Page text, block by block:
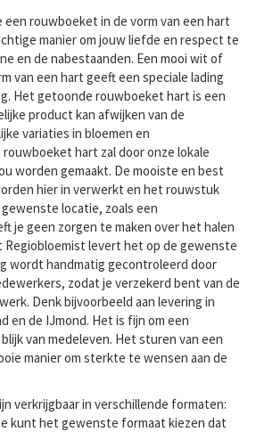
een rouwboeket in de vorm van een hart
manier om jouw liefde en respect te
en de nabestaanden. Een mooi wit of
van een hart geeft een speciale lading
Het getoonde rouwboeket hart is een
product kan afwijken van de
variaties in bloemen en
hart zal door onze lokale
worden gemaakt. De mooiste en best
hier in verwerkt en het rouwstuk
locatie, zoals een
je geen zorgen te maken over het halen
levert het op de gewenste
wordt handmatig gecontroleerd door
zodat je verzekerd bent van de
Denk bijvoorbeeld aan levering in
en de IJmond. Het is fijn om een
van medeleven. Het sturen van een
manier om sterkte te wensen aan de
verkrijgbaar in verschillende formaten:
kunt het gewenste formaat kiezen dat